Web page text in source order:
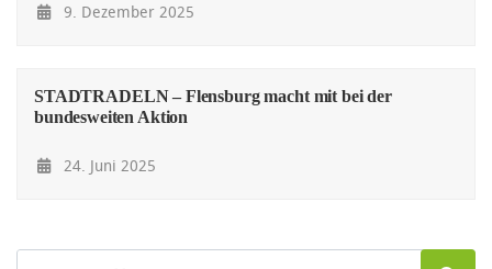
9. Dezember 2025
STADTRADELN – Flensburg macht mit bei der
bundesweiten Aktion
24. Juni 2025